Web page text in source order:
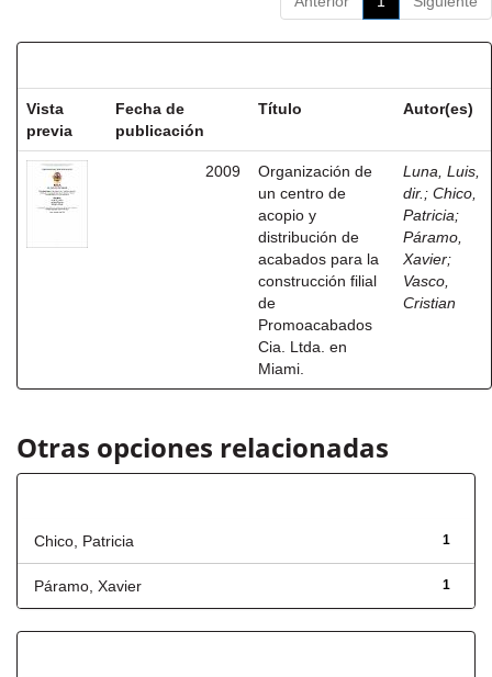
Vista
previa
Fecha de
publicación
Título Autor(es)
2009
Organización de
un centro de
acopio y
distribución de
acabados para la
construcción filial
de
Promoacabados
Cia. Ltda. en
Miami.
Luna, Luis,
dir. ; Chico,
Patricia;
Páramo,
Xavier;
Vasco,
Cristian
Otras opciones relacionadas
1
Chico, Patricia
1
Páramo, Xavier